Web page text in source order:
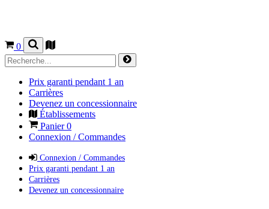
0
Prix garanti pendant 1 an
Carrières
Devenez un concessionnaire
Établissements
Panier0
Connexion / Commandes
Connexion / Commandes
Prix garanti pendant 1 an
Carrières
Devenez un concessionnaire